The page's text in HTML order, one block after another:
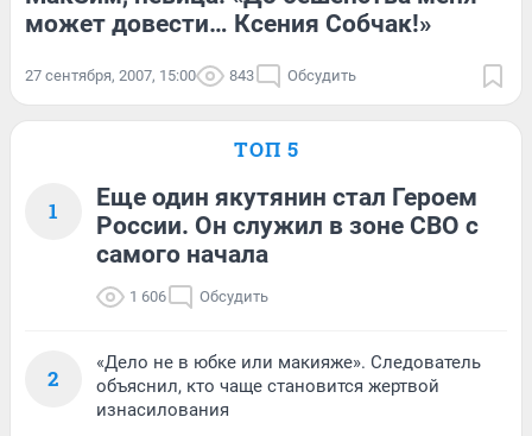
может довести… Ксения Собчак!»
27 сентября, 2007, 15:00 843 Обсудить
ТОП 5
1
Еще один якутянин стал Героем
России. Он служил в зоне СВО с
самого начала
1 606 Обсудить
2
«Дело не в юбке или макияже». Следователь
объяснил, кто чаще становится жертвой
изнасилования